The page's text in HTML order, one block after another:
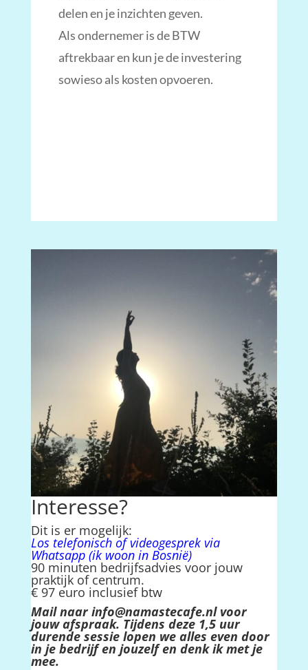
delen en je inzichten geven.
Als ondernemer is de BTW
aftrekbaar en kun je de investering
sowieso als kosten opvoeren.
Interesse?
Dit is er mogelijk:
Los telefonisch of videogesprek via
Whatsapp (ik woon in Bosnië)
90 minuten bedrijfsadvies voor jouw
praktijk of centrum.
€ 97 euro inclusief btw
Mail naarinfo@namastecafe.nlvoor
jouw afspraak. Tijdens deze 1,5 uur
durende sessie lopen we alles even door
in je bedrijf en jouzelf en denk ik met je
mee.